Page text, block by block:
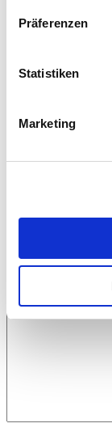
Präferenzen
Statistiken
Marketing
Ausfüllen,
Antrag
für Fragen
einfach!
Ihre Nachricht